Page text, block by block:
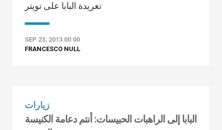
تغريدة البابا على تويتر
SEP 23, 2013 00:00
FRANCESCO NULL
زيارات
البابا إلى الراهبات الحبيسات: أنتم دعامة الكنيسة